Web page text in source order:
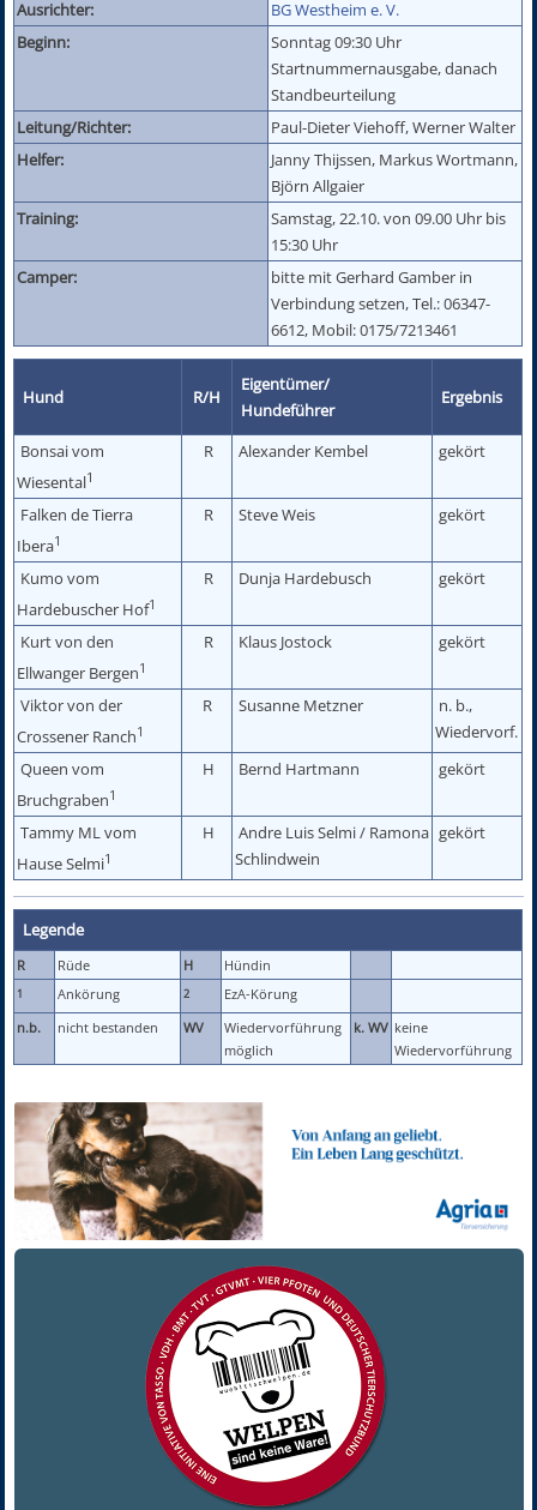
Ausrichter:
BG Westheim e. V.
Beginn:
Sonntag 09:30 Uhr
Startnummernausgabe, danach
Standbeurteilung
Leitung/Richter:
Paul-Dieter Viehoff, Werner Walter
Helfer:
Janny Thijssen, Markus Wortmann,
Björn Allgaier
Training:
Samstag, 22.10. von 09.00 Uhr bis
15:30 Uhr
Camper:
bitte mit Gerhard Gamber in
Verbindung setzen, Tel.: 06347-
6612, Mobil: 0175/7213461
Hund R/H
Eigentümer/
Hundeführer
Ergebnis
Bonsai vom
Wiesental1
R Alexander Kembel gekört
Falken de Tierra
Ibera1
R Steve Weis gekört
Kumo vom
Hardebuscher Hof1
R Dunja Hardebusch gekört
Kurt von den
Ellwanger Bergen1
R Klaus Jostock gekört
Viktor von der
Crossener Ranch1
R Susanne Metzner
n. b.,
Wiedervorf.
Queen vom
Bruchgraben1
H Bernd Hartmann gekört
Tammy ML vom
Hause Selmi1
H
Andre Luis Selmi / Ramona
Schlindwein
gekört
Legende
R Rüde H Hündin
1 Ankörung 2
EzA-Körung
n.b.
nicht bestanden WV
Wiedervorführung
möglich
k. WV keine
Wiedervorführung